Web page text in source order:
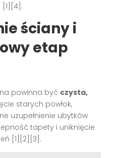
[1][4] .
ściany i
etap
powinna być czysta,
starych powłok,
uzupełnienie ubytków
tapety i uniknięcie
[1][2][3] .